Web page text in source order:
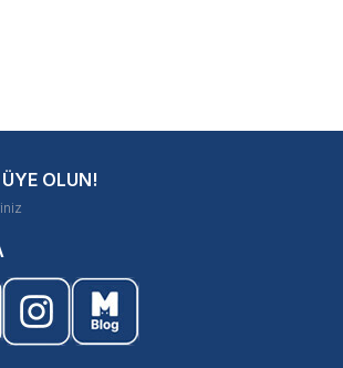
OLUN!